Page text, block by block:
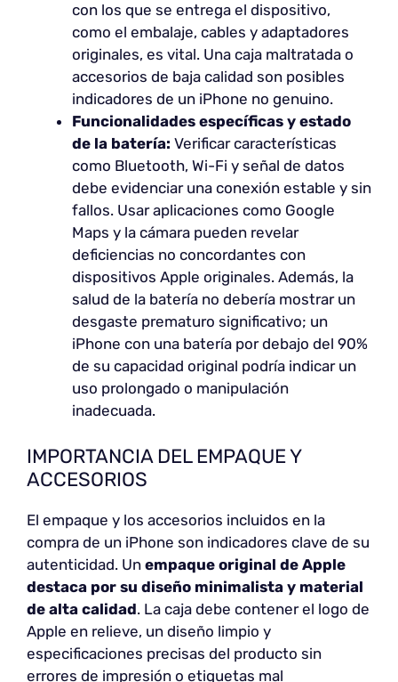
con los que se entrega el dispositivo,
como el embalaje, cables y adaptadores
originales, es vital. Una caja maltratada o
accesorios de baja calidad son posibles
indicadores de un iPhone no genuino.
Funcionalidades específicas y estado
de la batería: Verificar características
como Bluetooth, Wi-Fi y señal de datos
debe evidenciar una conexión estable y sin
fallos. Usar aplicaciones como Google
Maps y la cámara pueden revelar
deficiencias no concordantes con
dispositivos Apple originales. Además, la
salud de la batería no debería mostrar un
desgaste prematuro significativo; un
iPhone con una batería por debajo del 90%
de su capacidad original podría indicar un
uso prolongado o manipulación
inadecuada.
IMPORTANCIA DEL EMPAQUE Y
ACCESORIOS
El empaque y los accesorios incluidos en la
compra de un iPhone son indicadores clave de su
autenticidad. Un empaque original de Apple
destaca por su diseño minimalista y material
de alta calidad. La caja debe contener el logo de
Apple en relieve, un diseño limpio y
especificaciones precisas del producto sin
errores de impresión o etiquetas mal